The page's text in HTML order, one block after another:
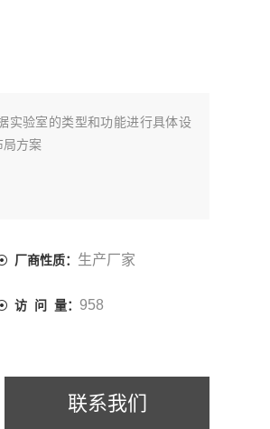
实验室的类型和功能进行具体设
局方案
厂商性质： 生产厂家
访 问 量： 958
联系我们